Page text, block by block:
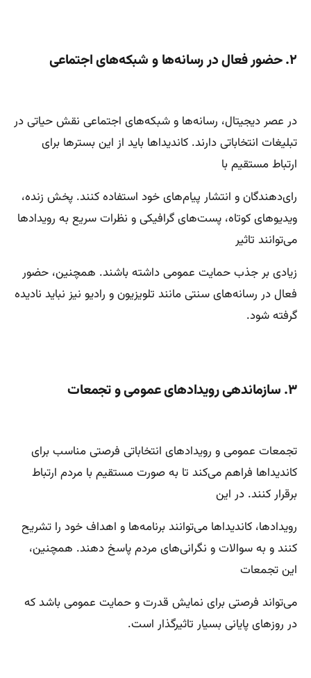
۲. حضور فعال در رسانه‌ها و شبکه‌های اجتماعی
در عصر دیجیتال، رسانه‌ها و شبکه‌های اجتماعی نقش حیاتی در
تبلیغات انتخاباتی دارند. کاندیداها باید از این بسترها برای
ارتباط مستقیم با
رای‌دهندگان و انتشار پیام‌های خود استفاده کنند. پخش زنده،
ویدیوهای کوتاه، پست‌های گرافیکی و نظرات سریع به رویدادها
می‌توانند تاثیر
زیادی بر جذب حمایت عمومی داشته باشند. همچنین، حضور
فعال در رسانه‌های سنتی مانند تلویزیون و رادیو نیز نباید نادیده
گرفته شود.
۳. سازماندهی رویدادهای عمومی و تجمعات
تجمعات عمومی و رویدادهای انتخاباتی فرصتی مناسب برای
کاندیداها فراهم می‌کند تا به صورت مستقیم با مردم ارتباط
برقرار کنند. در این
رویدادها، کاندیداها می‌توانند برنامه‌ها و اهداف خود را تشریح
کنند و به سوالات و نگرانی‌های مردم پاسخ دهند. همچنین،
این تجمعات
می‌تواند فرصتی برای نمایش قدرت و حمایت عمومی باشد که
در روزهای پایانی بسیار تاثیرگذار است.